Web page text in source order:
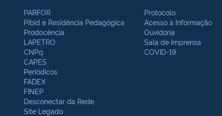
PARFOR
Pibid e Residência Pedagógica
Prodocência
LAPETRO
CNPq
CAPES
Periódicos
FADEX
FINEP
Desconectar da Rede
Site Legado
Protocolo
Acesso à Informação
Ouvidoria
Sala de Imprensa
COVID-19